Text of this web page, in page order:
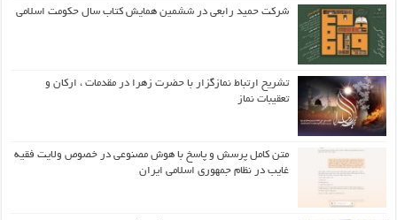
شرکت حمید رابعی در ششمین همایش کتاب سال حکومت اسلامی
تشریح ارتباط نمازگزار با حضرت زهرا در مقدمات ، ارکان و
تعقیبات نماز
متن کامل پرسش و پاسخ با هوش مصنوعی در خصوص ولایت فقیه
غایب در نظام جمهوری اسلامی ایران